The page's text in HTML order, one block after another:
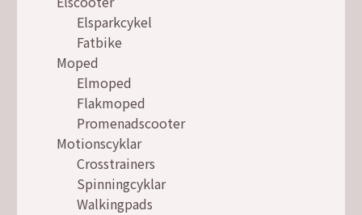
Elsparkcykel
Fatbike
Moped
Elmoped
Flakmoped
Promenadscooter
Motionscyklar
Crosstrainers
Spinningcyklar
Walkingpads